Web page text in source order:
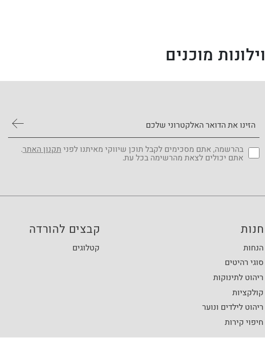
וילונות מוכנים
בהרשמה, אתם מסכימים לקבל תוכן שיווקי מאיתנו לפני תקנון האתר.
אתם יכולים לצאת מהרשימה בכל עת.
חנות
הנחות
סוגי רהיטים
ריהוט לתינוקות
קולקציות
ריהוט לילדים ונוער
חיפוי קירות
קבצים להורדה
קטלוגים